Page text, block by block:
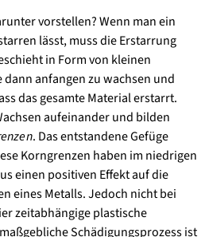
vorstellen? Wenn man ein
lässt, muss die Erstarrung
in Form von kleinen
dann anfangen zu wachsen und
das gesamte Material erstarrt.
aufeinander und bilden
. Das entstandene Gefüge
Korngrenzen haben im niedrigen
einen positiven Effekt auf die
eines Metalls. Jedoch nicht bei
zeitabhängige plastische
Schädigungsprozess ist